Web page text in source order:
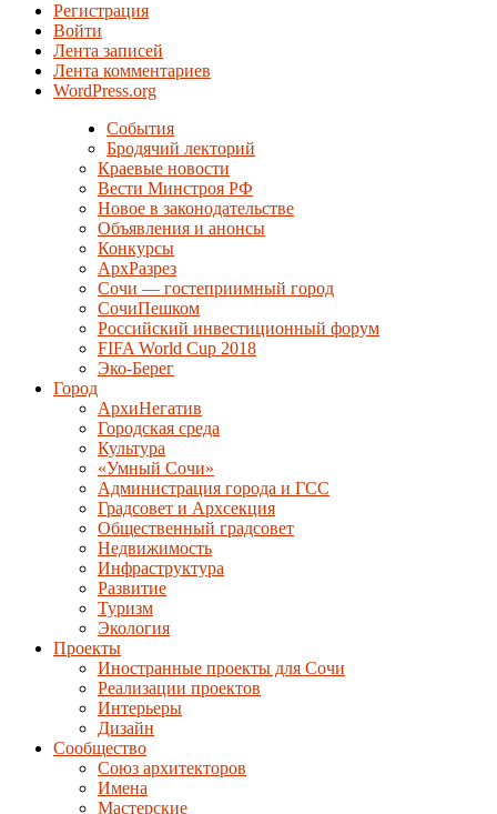
Регистрация
Войти
Лента записей
Лента комментариев
WordPress.org
События
Бродячий лекторий
Краевые новости
Вести Минстроя РФ
Новое в законодательстве
Объявления и анонсы
Конкурсы
АрхРазрез
Сочи — гостеприимный город
СочиПешком
Российский инвестиционный форум
FIFA World Cup 2018
Эко-Берег
Город
АрхиНегатив
Городская среда
Культура
«Умный Сочи»
Администрация города и ГСС
Градсовет и Архсекция
Общественный градсовет
Недвижимость
Инфраструктура
Развитие
Туризм
Экология
Проекты
Иностранные проекты для Сочи
Реализации проектов
Интерьеры
Дизайн
Сообщество
Союз архитекторов
Имена
Мастерские